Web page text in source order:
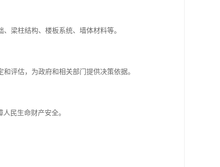
梁柱结构、楼板系统、墙体材料等。
评估，为政府和相关部门提供决策依据。
民生命财产安全。